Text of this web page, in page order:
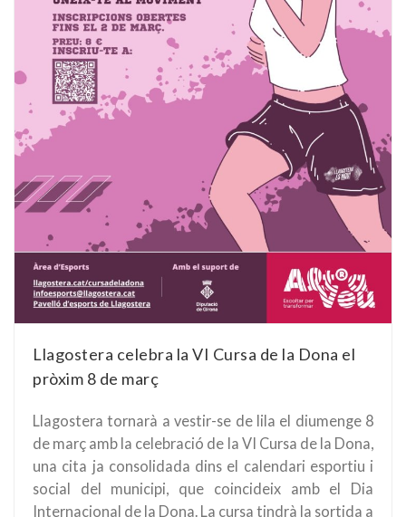
Llagostera celebra la VI Cursa de la Dona el
pròxim 8 de març
Llagostera tornarà a vestir-se de lila el diumenge 8
de març amb la celebració de la VI Cursa de la Dona,
una cita ja consolidada dins el calendari esportiu i
social del municipi, que coincideix amb el Dia
Internacional de la Dona. La cursa tindrà la sortida a